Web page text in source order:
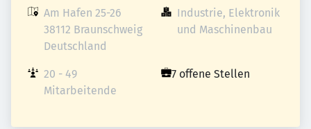
Am Hafen 25-26
38112 Braunschweig
Deutschland
Industrie, Elektronik
und Maschinenbau
20 - 49
Mitarbeitende
7 offene Stellen